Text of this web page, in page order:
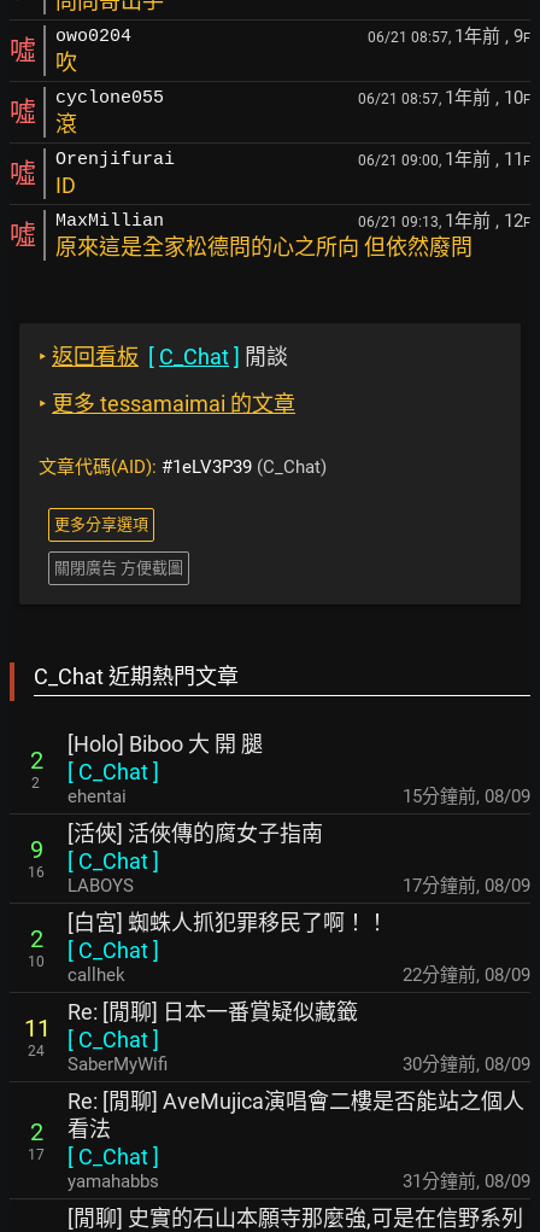
噓 owo0204 06/21 08:57, 1年前 , 9F
吹
噓 cyclone055 06/21 08:57, 1年前 , 10F
滾
噓 Orenjifurai 06/21 09:00, 1年前 , 11 F
ID
噓 MaxMillian 06/21 09:13, 1年前 , 12F
原來這是全家松德問的心之所向 但依然廢問
‣ 返回看板 [ C_Chat] 閒談
‣ 更多 tessamaimai 的文章
文章代碼(AID): #1eLV3P39 (C_Chat)
更多分享選項
關閉廣告 方便截圖
C_Chat 近期熱門文章
2
2
[Holo] Biboo 大 開 腿
[ C_Chat]
ehentai 15分鐘前, 08/09
9
16
[活俠] 活俠傳的腐女子指南
[ C_Chat]
LABOYS 17分鐘前, 08/09
2
10
[白宮] 蜘蛛人抓犯罪移民了啊！！
[ C_Chat]
callhek 22分鐘前, 08/09
11
24
Re: [閒聊] 日本一番賞疑似藏籤
[ C_Chat]
SaberMyWifi 30分鐘前, 08/09
2
17
Re: [閒聊] AveMujica演唱會二樓是否能站之個人
看法
[ C_Chat]
yamahabbs 31分鐘前, 08/09
[閒聊] 史實的石山本願寺那麼強,可是在信野系列